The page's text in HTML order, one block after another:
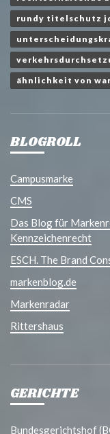
rundy titelschutz
ähnlichkeit von
BLOGROLL
Campusmarke
CMS
Das Blog für
Kennzeichenrecht
ESCH. The Brand
markenblog.de
Markenradar
Rittershaus
GERICHTE
Bundesgerichtshof